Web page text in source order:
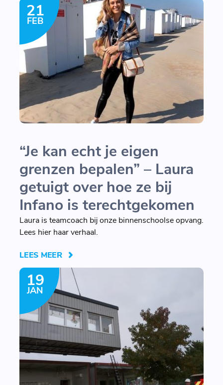
21
FEB
“Je kan echt je eigen
grenzen bepalen” – Laura
getuigt over hoe ze bij
Infano is terechtgekomen
Laura is teamcoach bij onze binnenschoolse opvang.
Lees hier haar verhaal.
LEES MEER
19
JAN